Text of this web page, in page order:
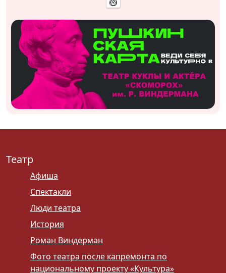
Театр
Афиша
Спектакли
Люди театра
История
Роман Виндерман
Фото театра после капремонта по
национальному проекту «Культура»